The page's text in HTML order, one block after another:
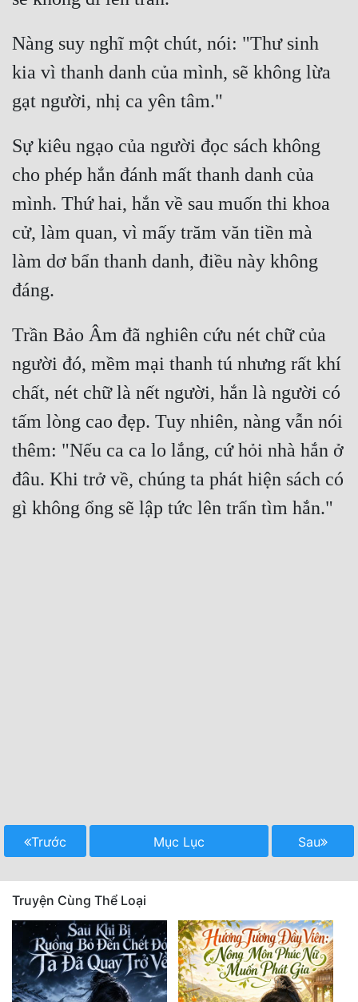
Nàng suy nghĩ một chút, nói: "Thư sinh
kia vì thanh danh của mình, sẽ không lừa
Sự kiêu ngạo của người đọc sách không
cho phép hắn đánh mất thanh danh của
mình. Thứ hai, hắn về sau muốn thi khoa
cử, làm quan, vì mấy trăm văn tiền mà
làm dơ bẩn thanh danh, điều này không
Trần Bảo Âm đã nghiên cứu nét chữ của
người đó, mềm mại thanh tú nhưng rất khí
chất, nét chữ là nết người, hắn là người có
tấm lòng cao đẹp. Tuy nhiên, nàng vẫn nói
thêm: "Nếu ca ca lo lắng, cứ hỏi nhà hắn ở
đâu. Khi trở về, chúng ta phát hiện sách có
Trước Mục Lục Sau
Truyện Cùng Thể Loại